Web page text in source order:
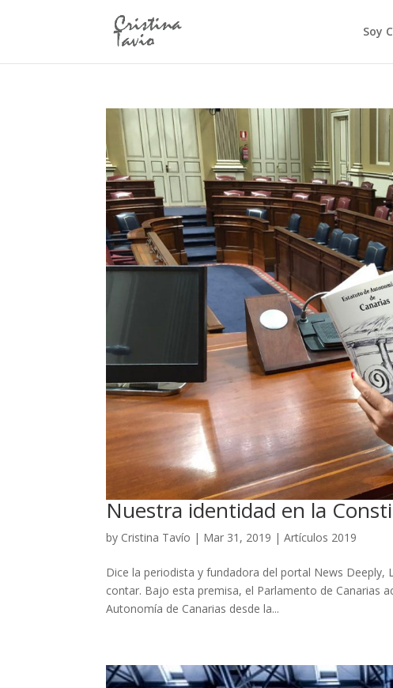
Soy
Nuestra identidad en la
by Cristina Tavío | Mar 31, 2019 |Artículos 2019
Dice la periodista y fundadora del portal News
contar. Bajo esta premisa, el Parlamento de Canarias
Autonomía de Canarias desde la...